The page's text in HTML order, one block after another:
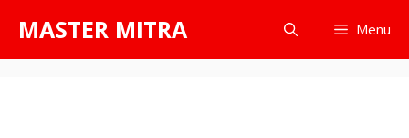
content
MASTER MITRA Menu